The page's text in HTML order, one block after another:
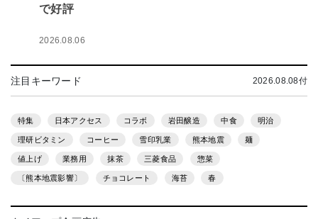
で好評
2026.08.06
注目キーワード 2026.08.08付
特集 日本アクセス コラボ 岩田醸造 中食 明治
理研ビタミン コーヒー 雪印乳業 熊本地震 麺
値上げ 業務用 抹茶 三菱食品 惣菜
〔熊本地震影響〕 チョコレート 海苔 春